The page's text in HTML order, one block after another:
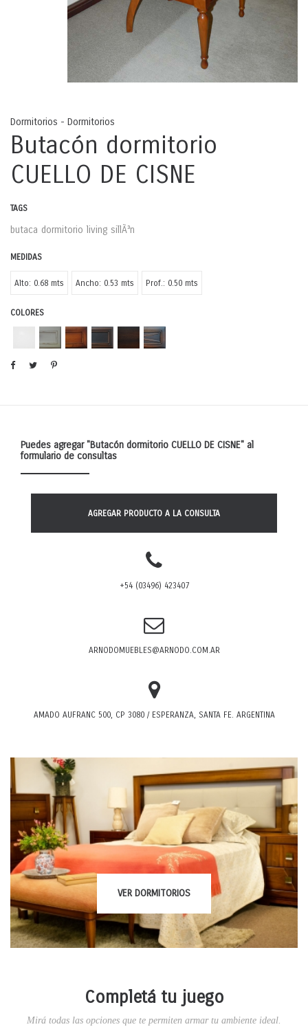
Dormitorios - Dormitorios
Butacón dormitorio
CUELLO DE CISNE
TAGS
butaca dormitorio living sillÃ³n
MEDIDAS
Alto: 0.68 mts Ancho: 0.53 mts Prof.: 0.50 mts
COLORES
Puedes agregar"Butacón dormitorio CUELLO DE CISNE" al
formulario de consultas
AGREGAR PRODUCTO A LA CONSULTA
+54 (03496) 423407
ARNODOMUEBLES@ARNODO.COM.AR
AMADO AUFRANC 500, CP 3080 / ESPERANZA, SANTA FE. ARGENTINA
VER DORMITORIOS
Completá tu juego
Mirá todas las opciones que te permiten armar tu ambiente ideal.